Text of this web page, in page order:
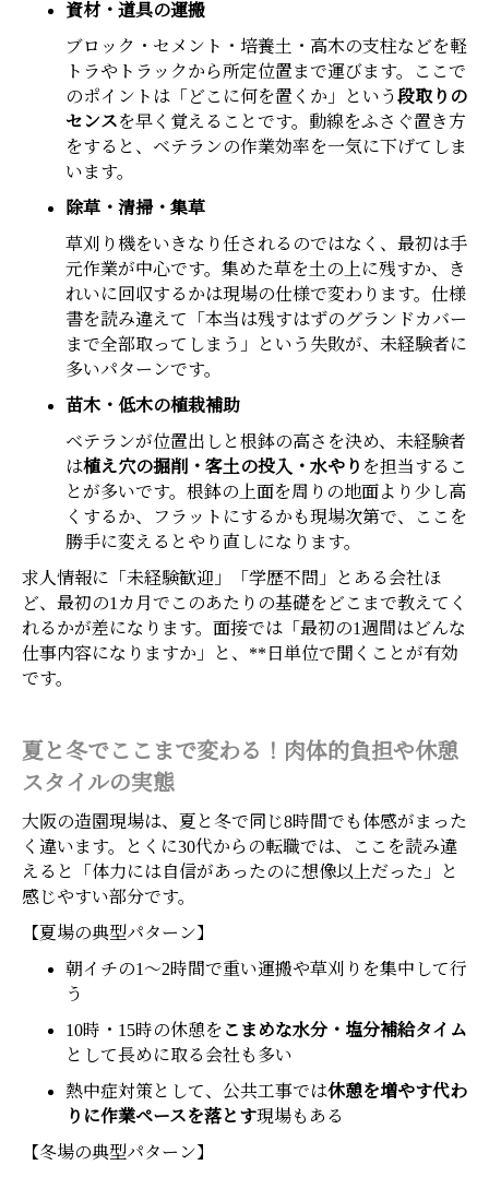
資材・道具の運搬
ブロック・セメント・培養土・高木の支柱などを軽
トラやトラックから所定位置まで運びます。ここで
のポイントは「どこに何を置くか」という 段取りの
センスを早く覚えることです。動線をふさぐ置き方
をすると、ベテランの作業効率を一気に下げてしま
います。
除草・清掃・集草
草刈り機をいきなり任されるのではなく、最初は手
元作業が中心です。集めた草を土の上に残すか、き
れいに回収するかは現場の仕様で変わります。仕様
書を読み違えて「本当は残すはずのグランドカバー
まで全部取ってしまう」という失敗が、未経験者に
多いパターンです。
苗木・低木の植栽補助
ベテランが位置出しと根鉢の高さを決め、未経験者
は植え穴の掘削・客土の投入・水やり を担当するこ
とが多いです。根鉢の上面を周りの地面より少し高
くするか、フラットにするかも現場次第で、ここを
勝手に変えるとやり直しになります。
求人情報に「未経験歓迎」「学歴不問」とある会社ほ
ど、最初の1カ月でこのあたりの基礎をどこまで教えてく
れるかが差になります。面接では「最初の1週間はどんな
仕事内容になりますか」と、**日単位で聞くことが有効
です。
夏と冬でここまで変わる！肉体的負担や休憩
スタイルの実態
大阪の造園現場は、夏と冬で同じ8時間でも体感がまった
く違います。とくに30代からの転職では、ここを読み違
えると「体力には自信があったのに想像以上だった」と
感じやすい部分です。
【夏場の典型パターン】
朝イチの1～2時間で重い運搬や草刈りを集中して行
う
10時・15時の休憩を こまめな水分・塩分補給タイム
として長めに取る会社も多い
熱中症対策として、公共工事では休憩を増やす代わ
りに作業ペースを落とす現場もある
【冬場の典型パターン】